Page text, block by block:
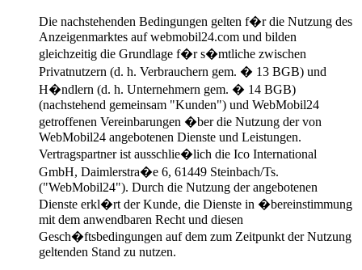
Die nachstehenden Bedingungen gelten f�r die Nutzung des
Anzeigenmarktes auf webmobil24.com und bilden
gleichzeitig die Grundlage f�r s�mtliche zwischen
Privatnutzern (d. h. Verbrauchern gem. � 13 BGB) und
H�ndlern (d. h. Unternehmern gem. � 14 BGB)
(nachstehend gemeinsam "Kunden") und WebMobil24
getroffenen Vereinbarungen �ber die Nutzung der von
WebMobil24 angebotenen Dienste und Leistungen.
Vertragspartner ist ausschlie�lich die Ico International
GmbH, Daimlerstra�e 6, 61449 Steinbach/Ts.
("WebMobil24"). Durch die Nutzung der angebotenen
Dienste erkl�rt der Kunde, die Dienste in �bereinstimmung
mit dem anwendbaren Recht und diesen
Gesch�ftsbedingungen auf dem zum Zeitpunkt der Nutzung
geltenden Stand zu nutzen.